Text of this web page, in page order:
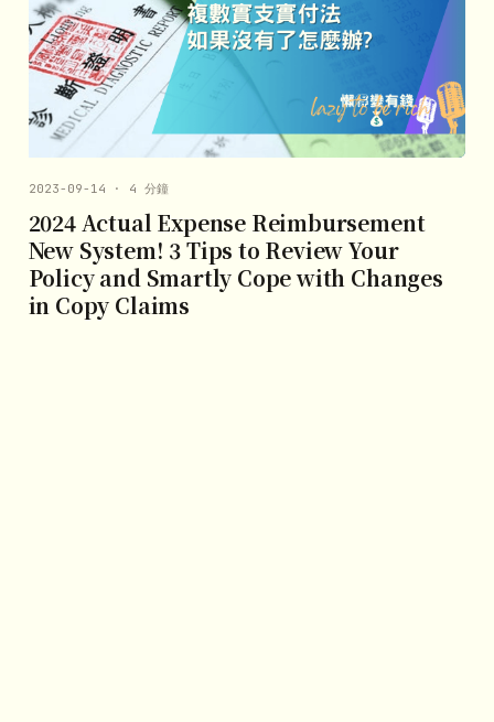
2023-09-14 · 4 分鐘
2024 Actual Expense Reimbursement
New System! 3 Tips to Review Your
Policy and Smartly Cope with Changes
in Copy Claims